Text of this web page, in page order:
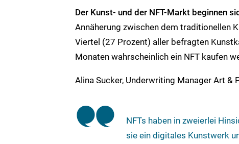
Der Kunst- und der NFT-Markt beginnen
Annäherung zwischen dem traditionellen
Viertel (27 Prozent) aller befragten
Monaten wahrscheinlich ein NFT kaufen
Alina Sucker, Underwriting Manager Art &
NFTs haben in zweierlei
sie ein digitales Kunstwerk